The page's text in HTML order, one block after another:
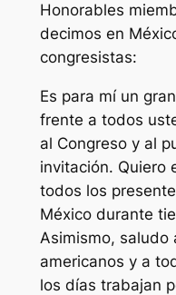
Honorables
decimos en
congresistas:
Es para mí un
frente a todos
al Congreso y al
invitación. Quiero
todos los
México durante
Asimismo, saludo
americanos y a
los días trabajan